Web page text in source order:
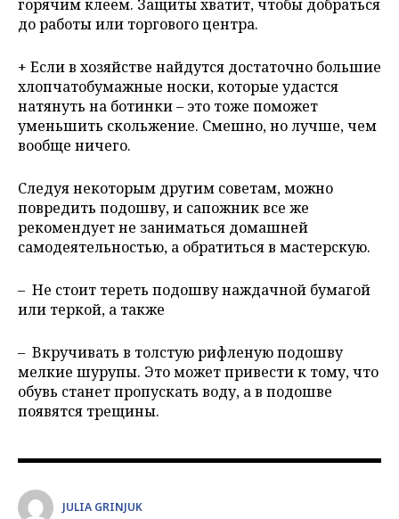
горячим клеем. Защиты хватит, чтобы добраться
до работы или торгового центра.
+ Если в хозяйстве найдутся достаточно большие
хлопчатобумажные носки, которые удастся
натянуть на ботинки – это тоже поможет
уменьшить скольжение. Смешно, но лучше, чем
вообще ничего.
Следуя некоторым другим советам, можно
повредить подошву, и сапожник все же
рекомендует не заниматься домашней
самодеятельностью, а обратиться в мастерскую.
– Не стоит тереть подошву наждачной бумагой
или теркой, а также
– Bкручивать в толстую рифленую подошву
мелкие шурупы. Это может привести к тому, что
обувь станет пропускать воду, а в подошве
появятся трещины.
JULIA GRINJUK